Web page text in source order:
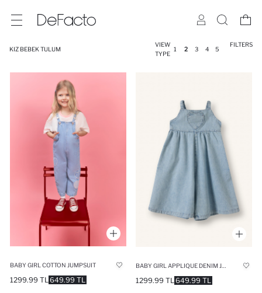
KIZ BEBEK TULUM
VIEW
TYPE
1 2 3 4 5
FILTERS
BABY GIRL COTTON JUMPSUIT
649.99 TL
1299.99 TL 649.99 TL
1299.99 TL